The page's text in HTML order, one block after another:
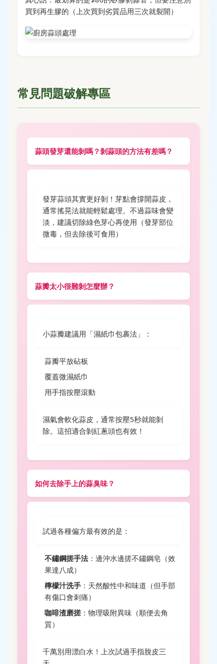
買到再生膠的（上次買到劣質品用三次就裂開）
常見問題破解專區
蒜頭發芽還能剝嗎？剝蒜頭的方法有差嗎？
發芽蒜頭其實更好剝！芽點會撐開蒜皮，
通常搖晃法就能輕鬆處理。不過蒜味會變
淡，建議切除綠色芽心再使用（發芽部位
微毒，但去除後可食用）
蒜瓣太小很難剝怎麼辦？
小蒜瓣建議用「濕紙巾包裹法」：
蒜瓣平放砧板
覆蓋微濕紙巾
用手指按壓滾動
濕氣會軟化蒜皮，通常按壓5秒就能剝
除。這招適合剝紅蔥頭也有效！
如何去除手上的蒜臭味？
試過各種偏方最有效的是：
不鏽鋼搓手法：邊沖水邊搓不鏽鋼皂（效
果達八成）
檸檬汁洗手 ：天然酸性中和味道（但手部
有傷口會刺痛）
咖啡渣磨搓 ：物理吸附異味（順便去角
質）
千萬別用漂白水！上次試過手指脫皮三